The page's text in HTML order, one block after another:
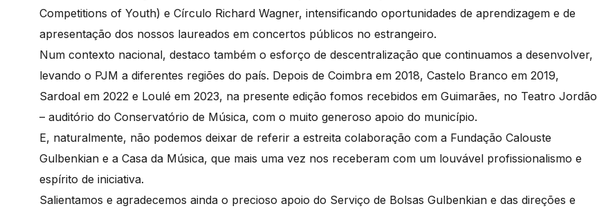
Competitions of Youth) e Círculo Richard Wagner, intensificando oportunidades de aprendizagem e de
apresentação dos nossos laureados em concertos públicos no estrangeiro.
Num contexto nacional, destaco também o esforço de descentralização que continuamos a desenvolver,
levando o PJM a diferentes regiões do país. Depois de Coimbra em 2018, Castelo Branco em 2019,
Sardoal em 2022 e Loulé em 2023, na presente edição fomos recebidos em Guimarães, no Teatro Jordão
– auditório do Conservatório de Música, com o muito generoso apoio do município.
E, naturalmente, não podemos deixar de referir a estreita colaboração com a Fundação Calouste
Gulbenkian e a Casa da Música, que mais uma vez nos receberam com um louvável profissionalismo e
espírito de iniciativa.
Salientamos e agradecemos ainda o precioso apoio do Serviço de Bolsas Gulbenkian e das direções e